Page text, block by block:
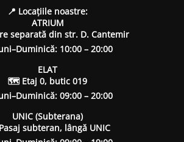
📍 Locațiile noastre:
ATRIUM
separată din str. D. Cantemir
10:00 – 20:00
ELAT
🗺 Etaj 0, butic 019
09:00 – 20:00
UNIC (Subterana)
subteran, lângă UNIC